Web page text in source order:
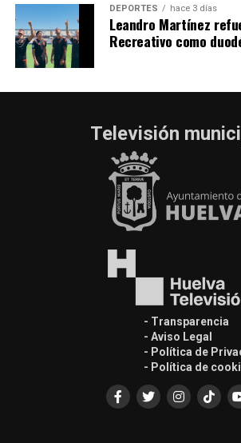
DEPORTES hace 3 días
Leandro Martínez
Recreativo como
Televisión
- Transparencia
- Aviso Legal
- Política de
- Política de